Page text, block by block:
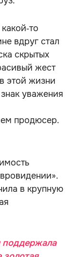
вдруг стал
скрытых
жест
этой жизни
уважения
продюсер.
в крупную
поддержала